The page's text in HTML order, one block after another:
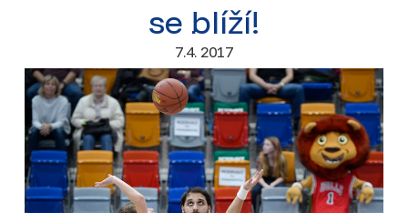
se blíží!
7.4. 2017